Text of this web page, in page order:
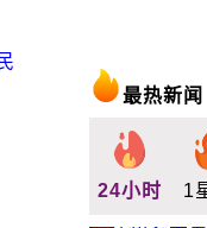
最热新闻
24小时 1